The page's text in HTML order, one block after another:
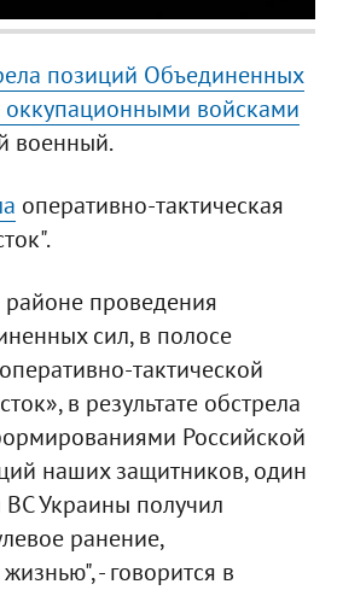
позиций Объединенных
оккупационными войсками
военный.
оперативно-тактическая
районе проведения
сил, в полосе
тактической
в результате обстрела
Российской
наших защитников, один
Украины получил
ранение,
- говорится в